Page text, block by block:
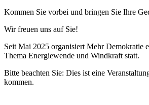
Kommen Sie vorbei und bringen Sie Ihre
Wir freuen uns auf Sie!
Seit Mai 2025 organisiert Mehr Demokratie
Thema Energiewende und Windkraft statt.
Bitte beachten Sie: Dies ist eine
kommen.